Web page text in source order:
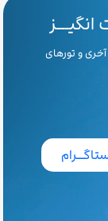
و تورهای